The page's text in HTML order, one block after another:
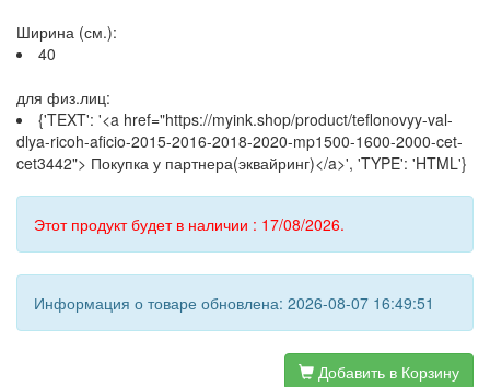
Ширина (см.):
40
для физ.лиц:
{'TEXT': '<a href="https://myink.shop/product/teflonovyy-val-
dlya-ricoh-aficio-2015-2016-2018-2020-mp1500-1600-2000-cet-
cet3442"> Покупка у партнера(эквайринг)</a>', 'TYPE': 'HTML'}
Этот продукт будет в наличии : 17/08/2026.
Информация о товаре обновлена: 2026-08-07 16:49:51
Добавить в Корзину